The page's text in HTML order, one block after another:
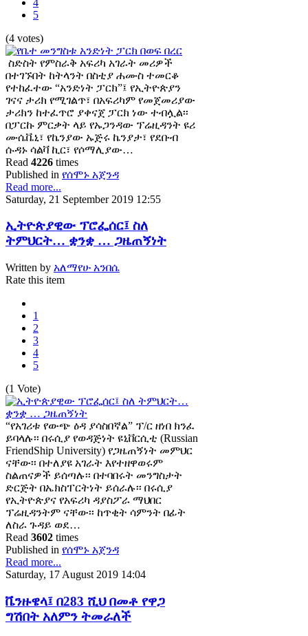
5
(4 votes)
ስድስት የምስራቅ አፍሪካ አገራት መሪዎች
በተገኙበት ከትላንት በስቲያ ሐሙስ ተመርቆ
የተከፈተው “አንድነት ፓርክ”፤ የኢትዮጵያን
ገናና ታሪክ የሚገልጥ፣ በአፍሪካም የመጀመሪያው
ታሪክን ከተፈጥሮ ያቀናጀ ፓርክ ነው ተብሏል፡፡
በፓርኩ ምርቃት ላይ የኡጋንዳው ፕሬዚዳንት ዩሪ
ሙሴቬኒ፣ የኬንያው ኡጅሩ ኬንያታ፣ የደቡብ
ሱዳኑ ሳልቫ ኪር፣ የሶማሊያው…
Read 4226 times
Published in የሰሞኑ አጀንዳ
Read more...
Saturday, 21 September 2019 12:55
ኢትዮጵያዊው ፕሮፌሰር፤ ስለ
ትምህርት… ቋንቋ … ጋዜጠኝነት
Written by አለማየሁ አንበሴ
Rate this item
1
2
3
4
5
(1 Vote)
“የአገሪቱ የውጭ ዕዳ ያሳስበኛል” ፕ/ር ዘነበ ክንፈ
ይባላሉ፡፡ በሩሲያ የወዳጅነት ዩኒቨርሲቲ (Russian
FriendShip University) የጋዜጠኝነት መምህር
ናቸው፡፡ በተለያዩ አገራት እየተዘዋወሩም
ስልጠናዎች ይሰጣሉ፡፡ በተባበሩት መንግስታት
ድርጅት በኤክስፐርትነት ይሰራሉ፡፡ በሩሲያ
የኢትዮጵያና የአፍሪካ ዳያስፖራ ማህበር
ፕሬዚዳንትም ናቸው፡፡ ከጥቂት ሳምንት በፊት
ለስራ ጉዳይ ወደ…
Read 3602 times
Published in የሰሞኑ አጀንዳ
Read more...
Saturday, 17 August 2019 14:04
ቬንዙዌላ፤ በ283 ሺህ በመቶ የዋጋ
ግሽበት አለምን ትመራለች